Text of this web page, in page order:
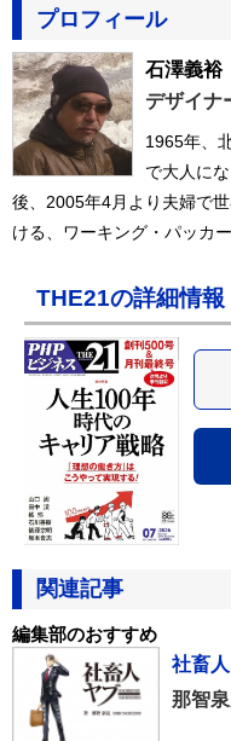
プロフィール
石澤義裕
デザイナ
1965年、
で大人に
後、2005年4月より夫婦で
ける、ワーキング・パッカー
THE21の詳細情報
関連記事
編集部のおすすめ
社畜
那智泉